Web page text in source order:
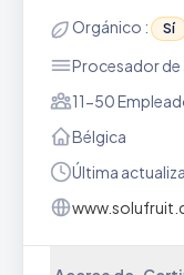
Orgánico : Sí
Procesador
11-50
Bélgica
Última